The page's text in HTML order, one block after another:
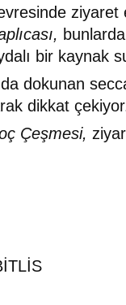
ziyaret
bir kaynak
dokunan
dikkat
Çeşmesi,